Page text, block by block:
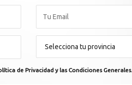
de Privacidad y las Condiciones Generales.